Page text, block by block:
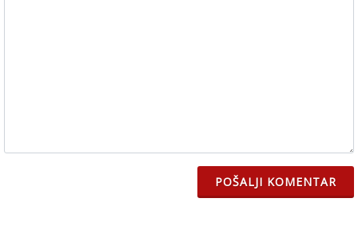
POŠALJI KOMENTAR